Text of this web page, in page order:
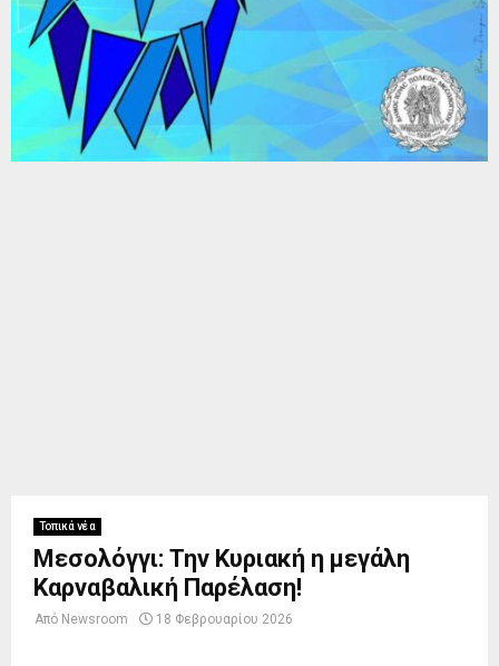
Τοπικά νέα
Μεσολόγγι: Την Κυριακή η μεγάλη
Καρναβαλική Παρέλαση!
Από Newsroom 18 Φεβρουαρίου 2026